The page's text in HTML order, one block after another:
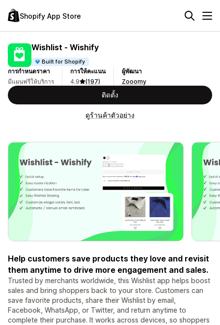
Shopify App Store
Wishlist ‑ Wishify
Built for Shopify
การกำหนดราคา
มีแผนฟรีให้บริการ
การให้คะแนน
4.9
(197)
ผู้พัฒนา
Zooomy
ติดตั้ง
ดูร้านค้าตัวอย่าง
Help customers save products they love and revisit
them anytime to drive more engagement and sales.
Trusted by merchants worldwide, this Wishlist app helps boost
sales and bring shoppers back to your store. Customers can
save favorite products, share their Wishlist by email,
Facebook, WhatsApp, or Twitter, and return anytime to
complete their purchase. It works across devices, so shoppers